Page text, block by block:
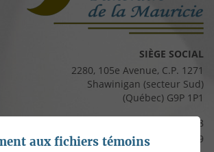
SIÈGE SOCIAL
2280, 105e Avenue, C.P. 1271
Shawinigan (secteur Sud)
(Québec) G9P 1P1
819 537-8828
Télécopieur :819 537-8829
aux fichiers témoins